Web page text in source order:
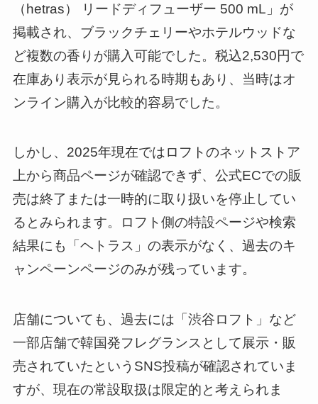
（hetras） リードディフューザー 500 mL」が
掲載され、ブラックチェリーやホテルウッドな
ど複数の香りが購入可能でした。税込2,530円で
在庫あり表示が見られる時期もあり、当時はオ
ンライン購入が比較的容易でした。
しかし、2025年現在ではロフトのネットストア
上から商品ページが確認できず、公式ECでの販
売は終了または一時的に取り扱いを停止してい
るとみられます。ロフト側の特設ページや検索
結果にも「ヘトラス」の表示がなく、過去のキ
ャンペーンページのみが残っています。
店舗についても、過去には「渋谷ロフト」など
一部店舗で韓国発フレグランスとして展示・販
売されていたというSNS投稿が確認されていま
すが、現在の常設取扱は限定的と考えられま